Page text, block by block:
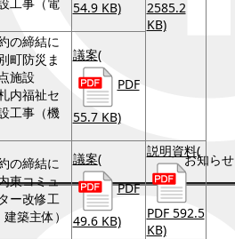
お知らせ
2585.2
KB)
54.9 KB)
の締結に
町防災ま
施設
内福祉セ
工事（機
議案(
PDF
55.7 KB)
の締結に
東コミュ
ー改修工
築主体）
議案(
PDF
49.6 KB)
説明資料(
PDF 592.5
KB)